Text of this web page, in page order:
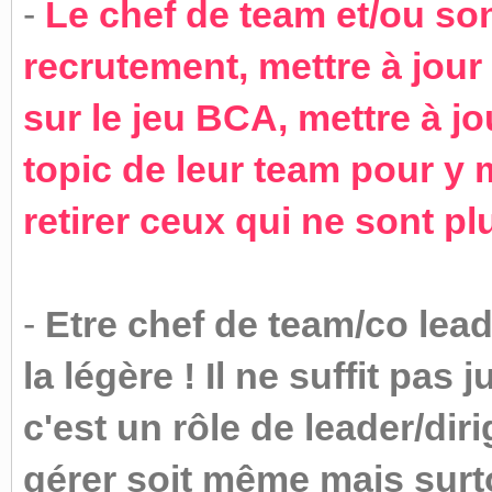
- Le chef de team et/ou
recrutement, mettre à
sur le jeu BCA, mettre à
topic de leur team pour y
retirer ceux qui ne sont
- Etre chef de team/co
la légère ! Il ne suffit pas
c'est un rôle de leader/
gérer soit même mais